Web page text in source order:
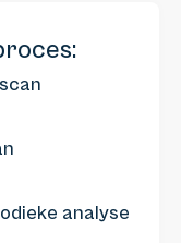
analyse